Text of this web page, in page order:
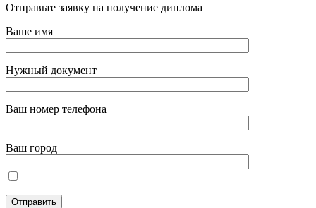
Отправьте заявку на получение диплома
Ваше имя
Нужный документ
Ваш номер телефона
Ваш город